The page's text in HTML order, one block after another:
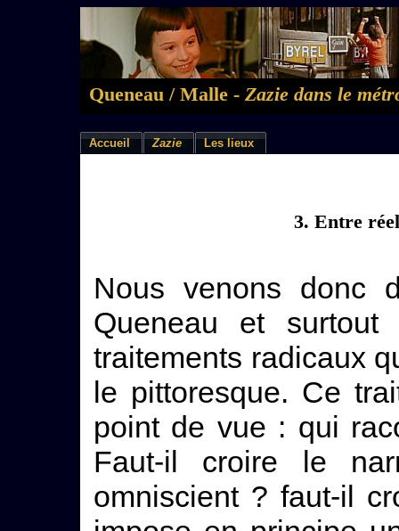
Queneau / Malle - Zazie dans le
Accueil Zazie Les lieux
3. Entre
Nous venons donc
Queneau et
traitements radicaux
le pittoresque. Ce
point de vue : qui
Faut-il croire le
omniscient ? faut-il